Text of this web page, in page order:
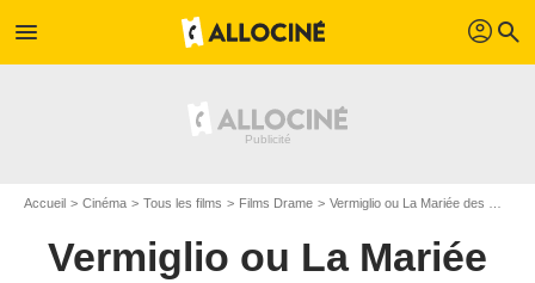
menu profil search
Accueil Cinéma Tous les films Films Drame Vermiglio ou La Mariée des Montagnes
Vermiglio ou La Mariée